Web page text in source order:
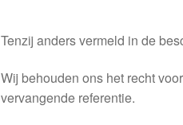
Tenzij anders vermeld in de
Wij behouden ons het recht
vervangende referentie.